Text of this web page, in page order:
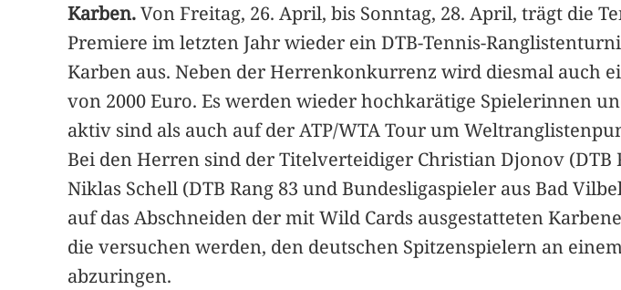
Karben.Von Freitag, 26. April, bis Sonntag, 28. April, trägt die
Premiere im letzten Jahr wieder ein DTB-Tennis-
Karben aus. Neben der Herrenkonkurrenz wird diesmal auch
von 2000 Euro. Es werden wieder hochkarätige Spielerinnen
aktiv sind als auch auf der ATP/WTA Tour um
Bei den Herren sind der Titelverteidiger Christian Djonov
Niklas Schell (DTB Rang 83 und Bundesligaspieler aus Bad
auf das Abschneiden der mit Wild Cards ausgestatteten
die versuchen werden, den deutschen Spitzenspielern an
abzuringen.